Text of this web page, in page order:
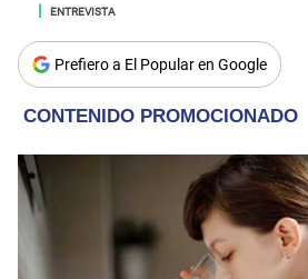
ENTREVISTA
Prefiero a El Popular en Google